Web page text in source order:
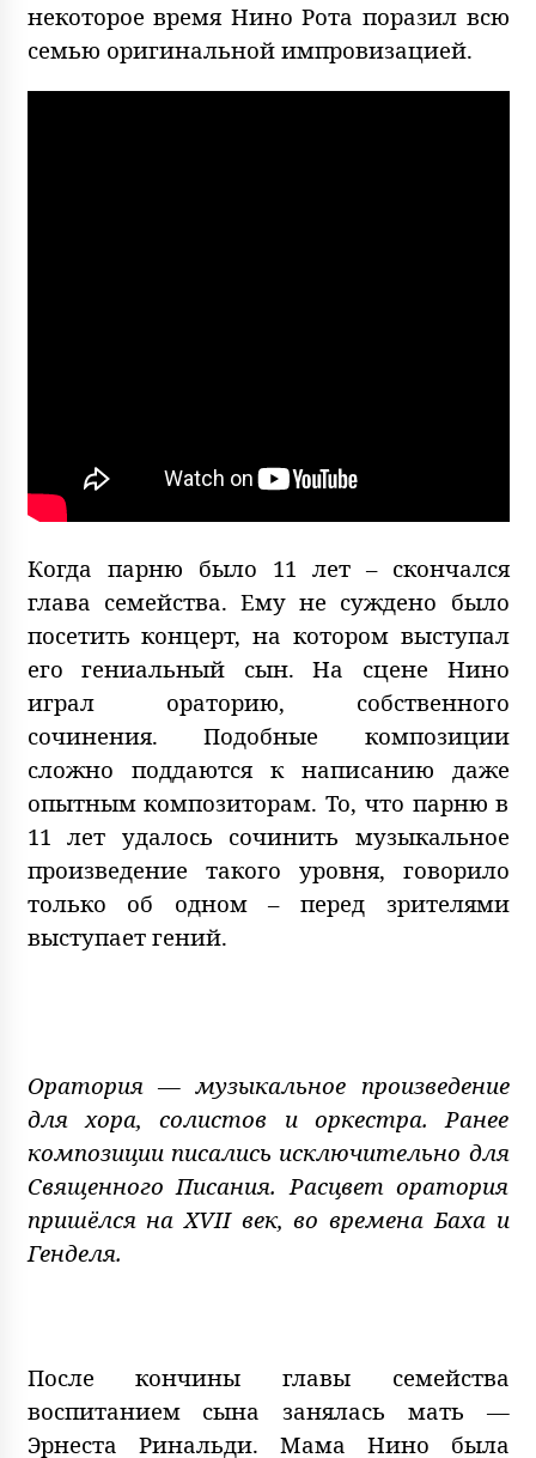
некоторое время Нино Рота поразил всю
семью оригинальной импровизацией.
Когда парню было 11 лет – скончался
глава семейства. Ему не суждено было
посетить концерт, на котором выступал
его гениальный сын. На сцене Нино
играл ораторию, собственного
сочинения. Подобные композиции
сложно поддаются к написанию даже
опытным композиторам. То, что парню в
11 лет удалось сочинить музыкальное
произведение такого уровня, говорило
только об одном – перед зрителями
выступает гений.
Оратория — музыкальное произведение
для хора, солистов и оркестра. Ранее
композиции писались исключительно для
Священного Писания. Расцвет оратория
пришёлся на XVII век, во времена Баха и
Генделя.
После кончины главы семейства
воспитанием сына занялась мать —
Эрнеста Ринальди. Мама Нино была